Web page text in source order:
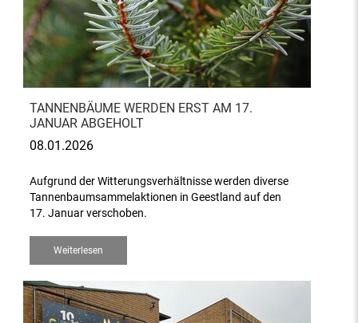
TANNENBÄUME WERDEN ERST AM 17.
JANUAR ABGEHOLT
08.01.2026
Aufgrund der Witterungsverhältnisse werden diverse
Tannenbaumsammelaktionen in Geestland auf den
17. Januar verschoben.
Weiterlesen